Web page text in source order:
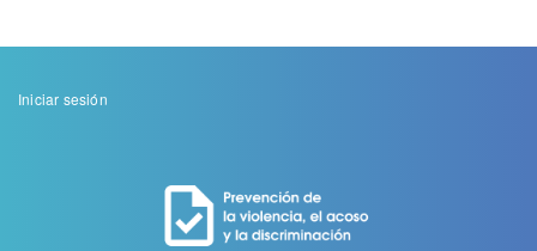
Menu
Iniciar sesión